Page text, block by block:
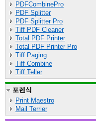
PDFCombinePro
PDF Splitter
PDF Splitter Pro
Tiff PDF Cleaner
Total PDF Printer
Total PDF Printer Pro
Tiff Paging
Tiff Combine
Tiff Teller
포렌식
Print Maestro
Mail Terrier